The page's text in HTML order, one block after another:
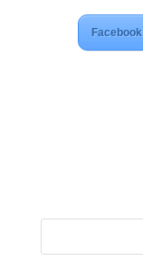
Facebook